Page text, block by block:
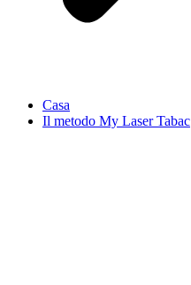
Casa
Il metodo My Laser Tabac